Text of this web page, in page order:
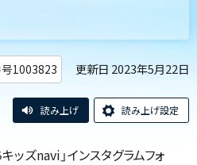
1003823 更新日 2023年5月22日
読み上げ 読み上げ設定
ッズnavi」インスタグラムフォ